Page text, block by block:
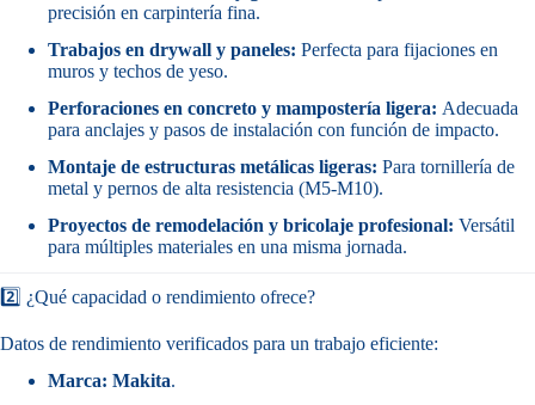
precisión en carpintería fina.
Trabajos en drywall y paneles: Perfecta para fijaciones en
muros y techos de yeso.
Perforaciones en concreto y mampostería ligera: Adecuada
para anclajes y pasos de instalación con función de impacto.
Montaje de estructuras metálicas ligeras: Para tornillería de
metal y pernos de alta resistencia (M5-M10).
Proyectos de remodelación y bricolaje profesional: Versátil
para múltiples materiales en una misma jornada.
2️⃣ ¿Qué capacidad o rendimiento ofrece?
Datos de rendimiento verificados para un trabajo eficiente:
Marca: Makita.